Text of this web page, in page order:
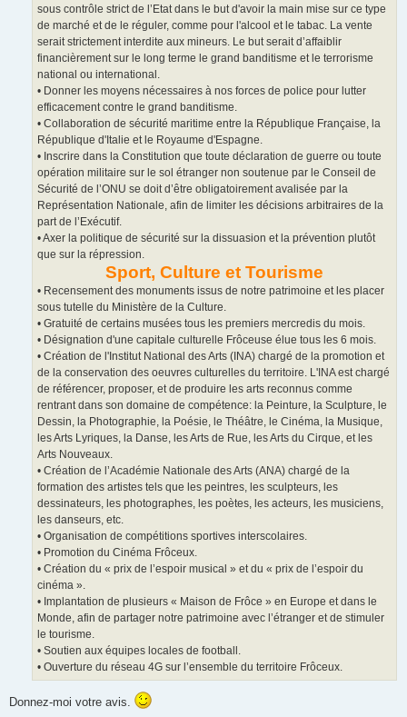
sous contrôle strict de l’Etat dans le but d'avoir la main mise sur ce type
de marché et de le réguler, comme pour l'alcool et le tabac. La vente
serait strictement interdite aux mineurs. Le but serait d’affaiblir
financièrement sur le long terme le grand banditisme et le terrorisme
national ou international.
• Donner les moyens nécessaires à nos forces de police pour lutter
efficacement contre le grand banditisme.
• Collaboration de sécurité maritime entre la République Française, la
République d'Italie et le Royaume d'Espagne.
• Inscrire dans la Constitution que toute déclaration de guerre ou toute
opération militaire sur le sol étranger non soutenue par le Conseil de
Sécurité de l’ONU se doit d’être obligatoirement avalisée par la
Représentation Nationale, afin de limiter les décisions arbitraires de la
part de l’Exécutif.
• Axer la politique de sécurité sur la dissuasion et la prévention plutôt
que sur la répression.
Sport, Culture et Tourisme
• Recensement des monuments issus de notre patrimoine et les placer
sous tutelle du Ministère de la Culture.
• Gratuité de certains musées tous les premiers mercredis du mois.
• Désignation d'une capitale culturelle Frôceuse élue tous les 6 mois.
• Création de l'Institut National des Arts (INA) chargé de la promotion et
de la conservation des oeuvres culturelles du territoire. L'INA est chargé
de référencer, proposer, et de produire les arts reconnus comme
rentrant dans son domaine de compétence: la Peinture, la Sculpture, le
Dessin, la Photographie, la Poésie, le Théâtre, le Cinéma, la Musique,
les Arts Lyriques, la Danse, les Arts de Rue, les Arts du Cirque, et les
Arts Nouveaux.
• Création de l’Académie Nationale des Arts (ANA) chargé de la
formation des artistes tels que les peintres, les sculpteurs, les
dessinateurs, les photographes, les poètes, les acteurs, les musiciens,
les danseurs, etc.
• Organisation de compétitions sportives interscolaires.
• Promotion du Cinéma Frôceux.
• Création du « prix de l’espoir musical » et du « prix de l’espoir du
cinéma ».
• Implantation de plusieurs « Maison de Frôce » en Europe et dans le
Monde, afin de partager notre patrimoine avec l’étranger et de stimuler
le tourisme.
• Soutien aux équipes locales de football.
• Ouverture du réseau 4G sur l’ensemble du territoire Frôceux.
Donnez-moi votre avis.